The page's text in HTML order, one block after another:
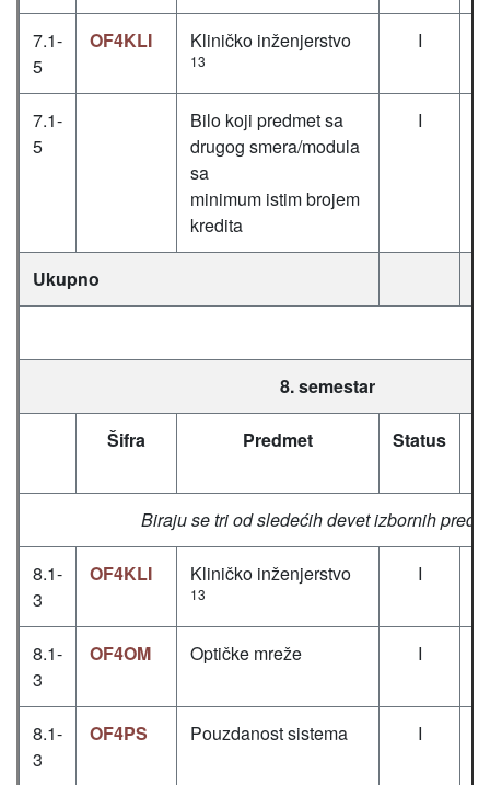
7.1-
5
OF4KLI Kliničko inženjerstvo
13
I
7.1-
5
Bilo koji predmet sa
drugog smera/modula
sa
minimum istim brojem
kredita
I
Ukupno
8. semestar
Šifra Predmet Status
Biraju se tri od sledećih devet izbornih
8.1-
3
OF4KLI Kliničko inženjerstvo
13
I
8.1-
3
OF4OM Optičke mreže I
8.1-
3
OF4PS Pouzdanost sistema I